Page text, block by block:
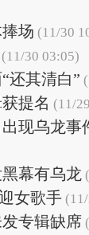
场 (11/30
(11/30 03:05)
还其清白”
提名 (11/
现乌龙事
幕有乌龙
女歌手
专辑缺席